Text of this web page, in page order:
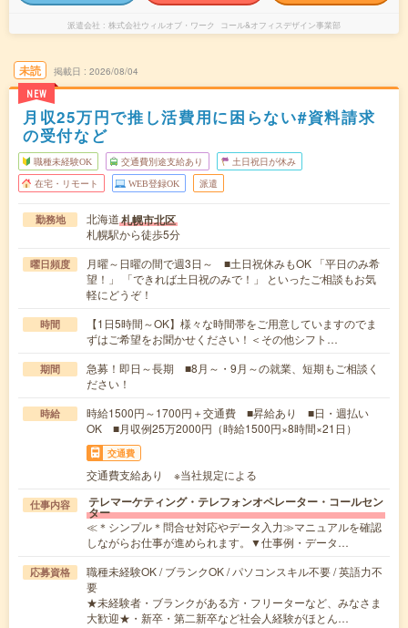
派遣会社 株式会社ウィルオブ・ワーク コール&オフィスデザイン事業部
未読
NEW
掲載日 2026/08/04
月収25万円で推し活費用に困らない#資料請求
の受付など
職種未経験OK 交通費別途支給あり 土日祝日が休み
在宅・リモート WEB登録OK 派遣
勤務地 北海道札幌市北区
札幌駅から徒歩5分
曜日頻度
月曜～日曜の間で週3日～ ■土日祝休みもOK 「平日のみ希
望！」 「できれば土日祝のみで！」 といったご相談もお気
軽にどうぞ！
時間
【1日5時間～OK】様々な時間帯をご用意していますのでま
ずはご希望をお聞かせください！＜その他シフト…
期間
急募！即日～長期 ■8月～・9月～の就業、短期もご相談く
ださい！
時給
時給1500円～1700円＋交通費 ■昇給あり ■日・週払い
OK ■月収例25万2000円（時給1500円×8時間×21日）
交通費
交通費支給あり ※当社規定による
仕事内容 テレマーケティング・テレフォンオペレーター・コールセン
ター
≪＊シンプル＊問合せ対応やデータ入力≫マニュアルを確認
しながらお仕事が進められます。▼仕事例・データ…
応募資格
職種未経験OK / ブランクOK / パソコンスキル不要 / 英語力不
要
★未経験者・ブランクがある方・フリーターなど、みなさま
大歓迎★・新卒・第二新卒など社会人経験がほとん…